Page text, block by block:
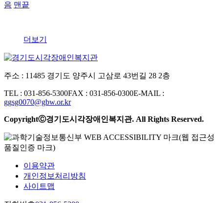
음 맨끝
더보기
주소 : 11485 경기도 양주시 고삼로 43번길 28 2층
TEL : 031-856-5300FAX : 031-856-0300E-MAIL :
ggsg0070@gbw.or.kr
CopyrightⒸ경기도시각장애인복지관. All Rights Reserved.
이용약관
개인정보처리방침
사이트맵